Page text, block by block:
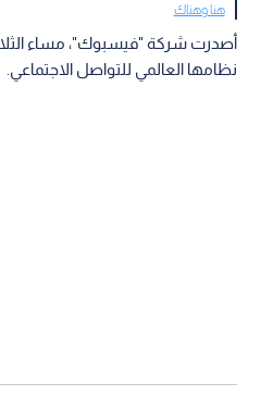
هنا وهناك
أصدرت شركة "فيسبوك"، مساء
نظامها العالمي للتواصل الاجتماعي.